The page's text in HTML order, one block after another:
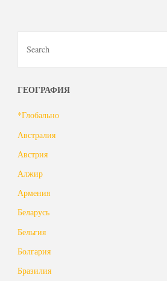
ГЕОГРАФИЯ
*Глобально
Австралия
Австрия
Алжир
Армения
Беларусь
Бельгия
Болгария
Бразилия